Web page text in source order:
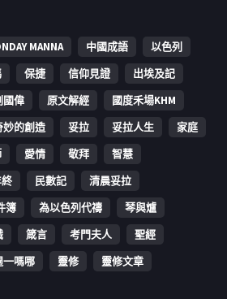
MANNA 中國成語
以色列
保捷 信仰見證
出埃及記
國偉 原文解經
國度禾場KHM
妙的創造 妥拉 妥拉人生
家庭
愛情 敬拜
智慧
民數記
清晨妥拉
簿 為以色列代禱
琴與爐
箴言 考門夫人
聖經
一嗎哪 靈修 靈修文章